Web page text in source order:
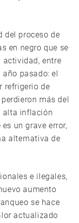
del proceso de
en negro que se
actividad, entre
pasado: el
refrigerio de
más del
alta inflación
un grave error,
alternativa de
e ilegales,
aumento
se hace
actualizado